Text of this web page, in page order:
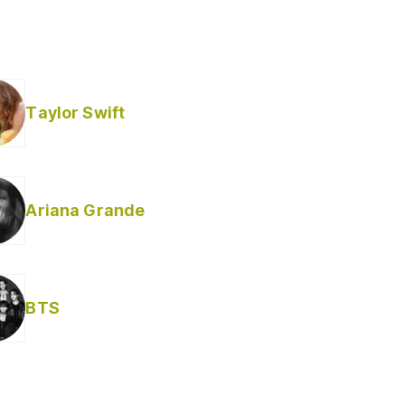
[explícita]
Taylor Swift
Ariana Grande
BTS